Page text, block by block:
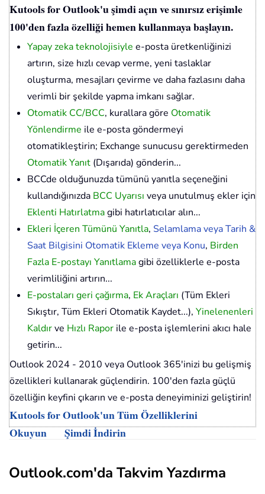
Kutools for Outlook'u şimdi açın ve sınırsız erişimle
100'den fazla özelliği hemen kullanmaya başlayın.
Yapay zeka teknolojisiyle e-posta üretkenliğinizi
artırın, size hızlı cevap verme, yeni taslaklar
oluşturma, mesajları çevirme ve daha fazlasını daha
verimli bir şekilde yapma imkanı sağlar.
Otomatik CC/BCC, kurallara göre Otomatik
Yönlendirme ile e-posta göndermeyi
otomatikleştirin; Exchange sunucusu gerektirmeden
Otomatik Yanıt (Dışarıda) gönderin...
BCCde olduğunuzda tümünü yanıtla seçeneğini
kullandığınızda BCC Uyarısı veya unutulmuş ekler için
Eklenti Hatırlatmagibi hatırlatıcılar alın...
Ekleri İçeren Tümünü Yanıtla, Selamlama veya Tarih &
Saat Bilgisini Otomatik Ekleme veya Konu, Birden
Fazla E-postayı Yanıtlamagibi özelliklerle e-posta
verimliliğini artırın...
E-postaları geri çağırma, Ek Araçları (Tüm Ekleri
Sıkıştır, Tüm Ekleri Otomatik Kaydet...), Yinelenenleri
Kaldırve Hızlı Rapor ile e-posta işlemlerini akıcı hale
getirin...
Outlook 2024 - 2010 veya Outlook 365'inizi bu gelişmiş
özellikleri kullanarak güçlendirin. 100'den fazla güçlü
özelliğin keyfini çıkarın ve e-posta deneyiminizi geliştirin!
Kutools for Outlook'un Tüm Özelliklerini
Okuyun
Şimdi İndirin
Outlook.com'da Takvim Yazdırma